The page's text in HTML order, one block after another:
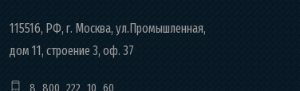
115516, РФ, г. Москва, ул.Промышленная,
дом 11, строение 3, оф. 37
8 800 222 10 60